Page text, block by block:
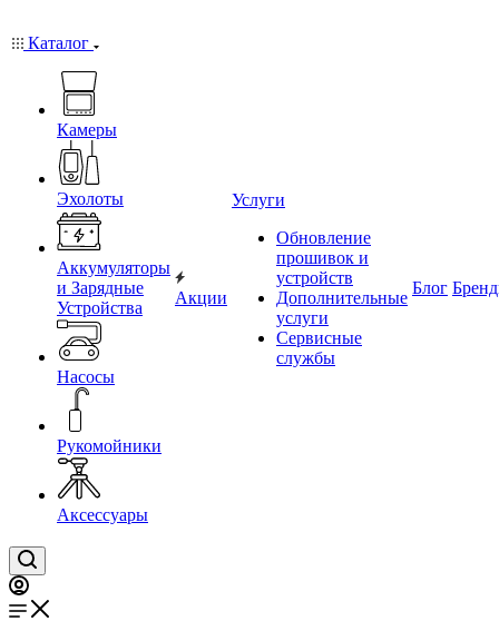
Каталог
Камеры
Эхолоты
Аккумуляторы
и Зарядные
Устройства
Насосы
Рукомойники
Аксессуары
Акции
Услуги
Обновление
прошивок и
устройств
Дополнительные
услуги
Сервисные
службы
Блог